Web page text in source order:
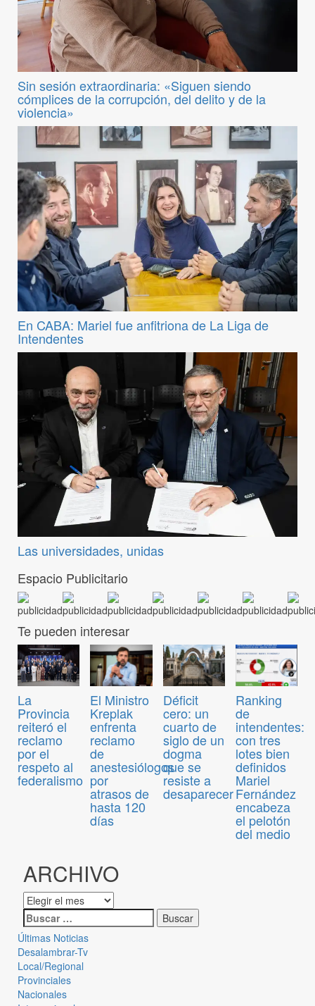
Sin sesión extraordinaria: «Siguen siendo
cómplices de la corrupción, del delito y de la
violencia»
En CABA: Mariel fue anfitriona de La Liga de
Intendentes
Las universidades, unidas
Espacio Publicitario
Te pueden interesar
La
Provincia
reiteró el
reclamo
por el
respeto al
federalismo
El Ministro
Kreplak
enfrenta
reclamo
de
anestesiólogos
por
atrasos de
hasta 120
días
Déficit
cero: un
cuarto de
siglo de un
dogma
que se
resiste a
desaparecer
Ranking
de
intendentes:
con tres
lotes bien
definidos
Mariel
Fernández
encabeza
el pelotón
del medio
ARCHIVO
Últimas Noticias
Desalambrar-Tv
Local/Regional
Provinciales
Nacionales